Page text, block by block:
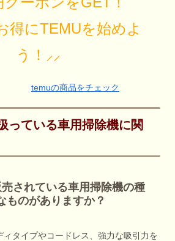
得にTEMUを始めよ
う！⸝⸝
っている車用掃除機に関
されている車用掃除機の種
ものがありますか？
ィタイプやコードレス、強力な吸引力を